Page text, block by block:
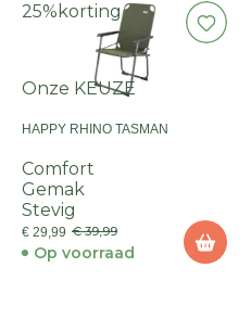
25% korting
Onze KEUZE
HAPPY RHINO TASMAN
Comfort
Gemak
Stevig
€ 29,99 € 39,99
Op voorraad